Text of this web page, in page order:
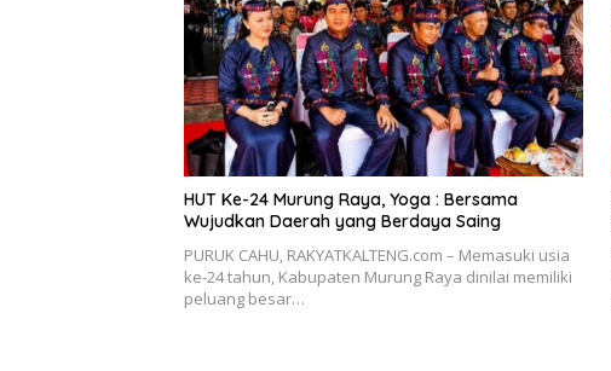
HUT Ke-24 Murung Raya, Yoga : Bersama
Wujudkan Daerah yang Berdaya Saing
PURUK CAHU, RAKYATKALTENG.com – Memasuki usia
ke-24 tahun, Kabupaten Murung Raya dinilai memiliki
peluang besar…